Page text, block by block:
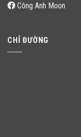
Công Anh Moon
CHỈ ĐƯỜNG